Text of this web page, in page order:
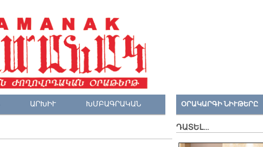
ԱՐԽԻՒ ԽՄԲԱԳՐԱԿԱՆ ՕՐԱԿԱՐԳԻ ՆԻՒԹԵՐԸ
ԴԱՏԵԼ…